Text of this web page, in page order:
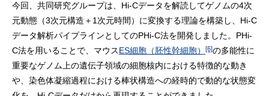
今回、共同研究グループは、Hi-Cデータを解読してゲノムの4次
元動態（3次元構造＋1次元時間）に変換する理論を構築し、Hi-C
データ解析パイプラインとしてのPHi-C法を開発しました。PHi-
C法を用いることで、マウスES細胞（胚性幹細胞） [6]の多能性に
重要なゲノム上の遺伝子領域の細胞核内における特徴的な動き
や、染色体凝縮過程における棒状構造への経時的で動的な状態変